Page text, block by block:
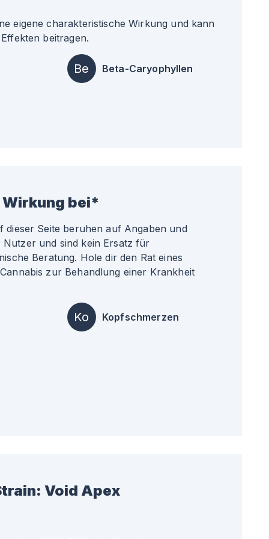
eigene charakteristische Wirkung und kann
beitragen.
Be Beta-Caryophyllen
bei*
dieser Seite beruhen auf Angaben und
und sind kein Ersatz für
Beratung. Hole dir den Rat eines
zur Behandlung einer Krankheit
Ko Kopfschmerzen
Void Apex